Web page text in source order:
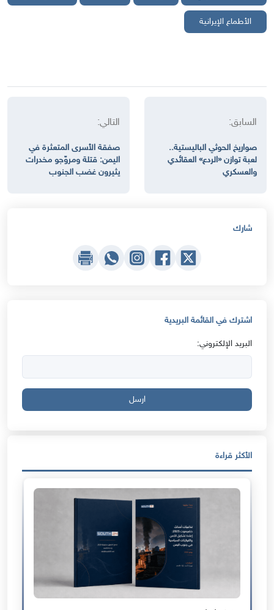
الأطماع الإيرانية
السابق:
صواريخ الحوثي الباليستية..
لعبة توازن «الردع» العقائدي
والعسكري
التالي:
صفقة الأسرى المتعثرة في
اليمن: قتلة ومروّجو مخدرات
يثيرون غضب الجنوب
شارك
اشترك في القائمة البريدية
البريد الإلكتروني:
ارسل
الأكثر قراءة